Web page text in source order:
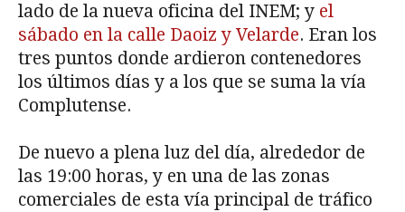
lado de la nueva oficina del INEM; y el
sábado en la calle Daoiz y Velarde. Eran los
tres puntos donde ardieron contenedores
los últimos días y a los que se suma la vía
Complutense.
De nuevo a plena luz del día, alrededor de
las 19:00 horas, y en una de las zonas
comerciales de esta vía principal de tráfico